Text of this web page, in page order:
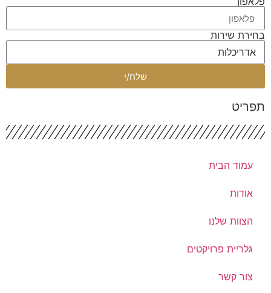
שירות
שלח/י
עמוד הבית
אודות
הצוות שלנו
גלריית פרויקטים
צור קשר